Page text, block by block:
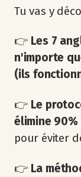
Tu vas y
👉 Les 7
n'importe
(ils
👉 Le
élimine
pour éviter
👉 La